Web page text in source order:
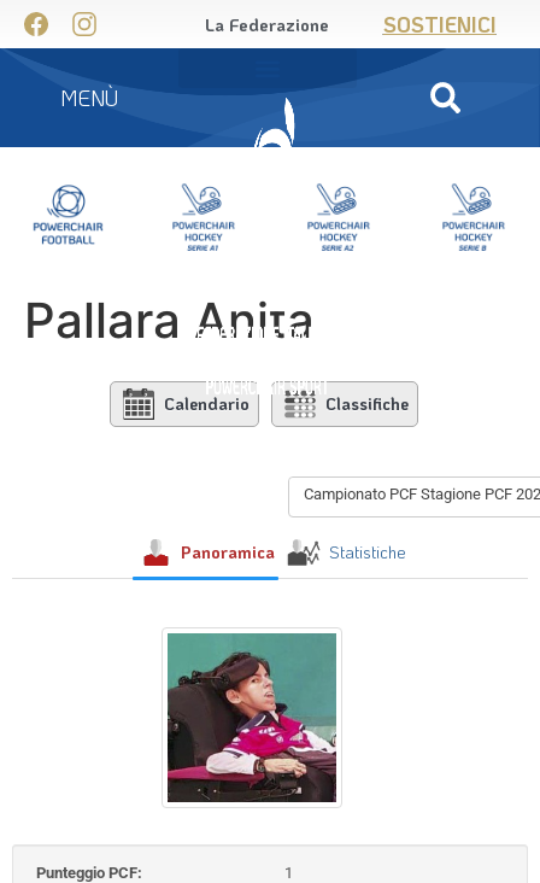
La Federazione SOSTIENICI
MENÙ
Pallara Anita
Calendario Classifiche
Campionato PCF Stagione PCF
Panoramica Statistiche
Punteggio PCF:
1